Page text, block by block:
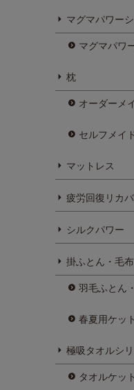
メ
マグマパワー
マグマパワ
枕
オーダーメ
セルフメイ
マットレス
疲労回復リカ
シルクパワー
掛ふとん・毛
羽毛ふとん
春夏用ケット
極吸タオルシ
タオルケット